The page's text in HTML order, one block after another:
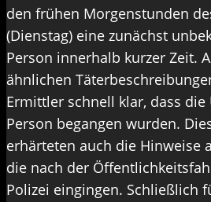
den frühen Morgenstunden
(Dienstag) eine zunächst
Person innerhalb kurzer Zeit.
ähnlichen
Ermittler schnell klar, dass
Person begangen wurden.
erhärteten auch die Hinweise
die nach der
Polizei eingingen. Schließlich